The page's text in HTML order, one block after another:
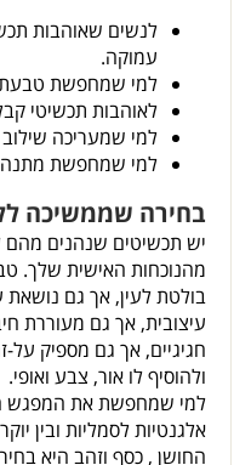
לנשים שאוהבות
עמוקה.
למי שמחפשת טבעת
לאוהבות תכשיטי
למי שמעריכה
למי שמחפשת מתנה
בחירה שממשיכה
יש תכשיטים שנהנים מהם
מהנוכחות האישית שלך.
בולטת לעין, אך גם
עיצובית, אך גם מעוררת
חגיגיים, אך גם מספיק על-
ולהוסיף לו אור, צבע ואופי.
למי שמחפשת את המפגש
החושן , כסף וזהב היא